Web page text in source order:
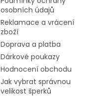
osobních údajů
Reklamace a vrácení
zboží
Doprava a platba
Dárkové poukazy
Hodnocení obchodu
Jak vybrat správnou
velikost šperků